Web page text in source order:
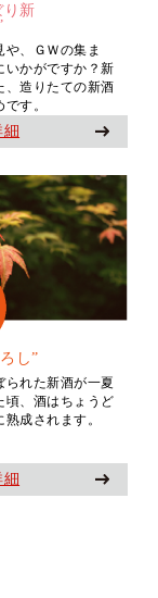
り新
や、ＧＷの集ま
いかがですか？新
、造りたての新酒
す。
し”
られた新酒が一夏
頃、酒はちょうど
成されます。